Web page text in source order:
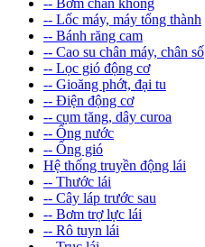
-- Lốc máy, máy tổng thành
-- Bánh răng cam
-- Cao su chân máy, chân số
-- Lọc gió động cơ
-- Gioăng phớt, đại tu
-- Điện động cơ
-- cụm tăng, dây curoa
-- Ống nước
-- Ống gió
Hệ thống truyền động lái
-- Thước lái
-- Cây láp trước sau
-- Bơm trợ lực lái
-- Rô tuyn lái